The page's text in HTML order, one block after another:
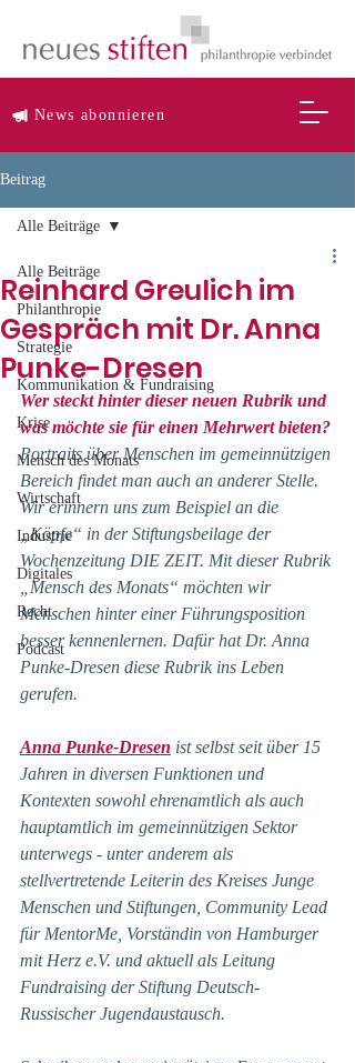
News abonnieren
Beitrag
Alle Beiträge
Philanthropie
Strategie
Kommunikation & Fundraising
Krise
Mensch des Monats
Wirtschaft
Industrie
Digitales
Recht
Podcast
Alle Beiträge
Reinhard Greulich im
Gespräch mit Dr. Anna
Punke-Dresen
Wer steckt hinter dieser neuen Rubrik und
was möchte sie für einen Mehrwert bieten?
Portraits über Menschen im gemeinnützigen
Bereich findet man auch an anderer Stelle.
Wir erinnern uns zum Beispiel an die
„Köpfe“ in der Stiftungsbeilage der
Wochenzeitung DIE ZEIT. Mit dieser Rubrik
„Mensch des Monats“ möchten wir
Menschen hinter einer Führungsposition
besser kennenlernen. Dafür hat Dr. Anna
Punke-Dresen diese Rubrik ins Leben
gerufen.
Anna Punke-Dresen ist selbst seit über 15
Jahren in diversen Funktionen und
Kontexten sowohl ehrenamtlich als auch
hauptamtlich im gemeinnützigen Sektor
unterwegs - unter anderem als
stellvertretende Leiterin des Kreises Junge
Menschen und Stiftungen, Community Lead
für MentorMe, Vorständin von Hamburger
mit Herz e.V. und aktuell als Leitung
Fundraising der Stiftung Deutsch-
Russischer Jugendaustausch.